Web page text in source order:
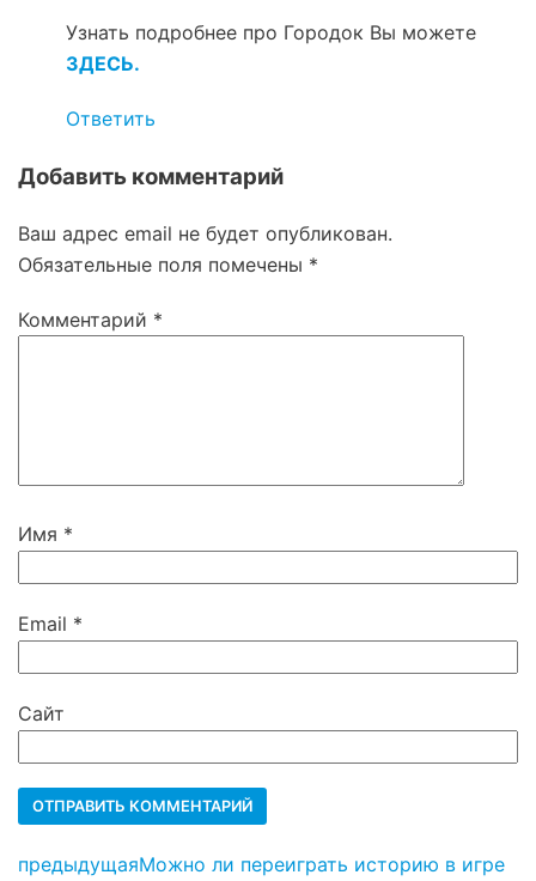
Узнать подробнее про Городок Вы можете
ЗДЕСЬ.
Ответить
Добавить комментарий
Ваш адрес email не будет опубликован.
Обязательные поля помечены *
Комментарий *
Имя *
Email *
Сайт
предыдущаяМожно ли переиграть историю в игре